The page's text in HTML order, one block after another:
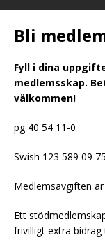
Bli
Fyll i dina
medlemsskap.
välkommen!
pg 40 54 11-0
Swish 123 589 09 75
Medlemsavgiften
Ett
frivilligt extra bidrag